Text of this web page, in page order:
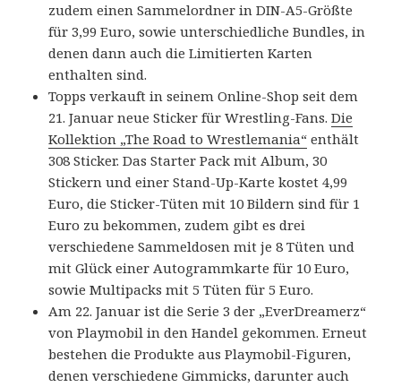
zudem einen Sammelordner in DIN-A5-Größte
für 3,99 Euro, sowie unterschiedliche Bundles, in
denen dann auch die Limitierten Karten
enthalten sind.
Topps verkauft in seinem Online-Shop seit dem
21. Januar neue Sticker für Wrestling-Fans.Die
Kollektion „The Road to Wrestlemania“ enthält
308 Sticker. Das Starter Pack mit Album, 30
Stickern und einer Stand-Up-Karte kostet 4,99
Euro, die Sticker-Tüten mit 10 Bildern sind für 1
Euro zu bekommen, zudem gibt es drei
verschiedene Sammeldosen mit je 8 Tüten und
mit Glück einer Autogrammkarte für 10 Euro,
sowie Multipacks mit 5 Tüten für 5 Euro.
Am 22. Januar ist die Serie 3 der „EverDreamerz“
von Playmobil in den Handel gekommen. Erneut
bestehen die Produkte aus Playmobil-Figuren,
denen verschiedene Gimmicks, darunter auch